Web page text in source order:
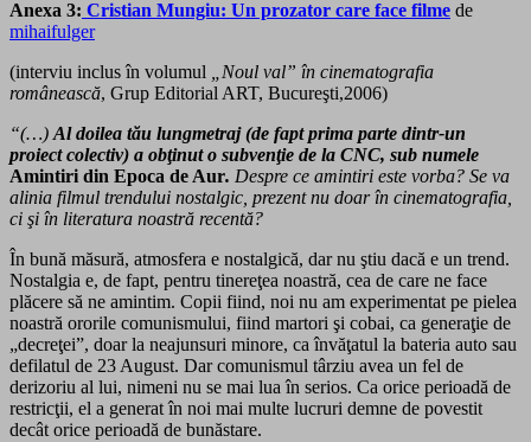
Anexa 3: Cristian Mungiu: Un prozator care face filme de
mihaifulger
(interviu inclus în volumul
„Noul val” în cinematografia
românească, Grup Editorial ART, Bucureşti,2006)
“(…) Al doilea tău lungmetraj (de fapt prima parte dintr-un
proiect colectiv) a obţinut o subvenţie de la CNC, sub numele
Amintiri din Epoca de Aur. Despre ce amintiri este vorba? Se va
alinia filmul trendului nostalgic, prezent nu doar în cinematografia,
ci şi în literatura noastră recentă?
În bună măsură, atmosfera e nostalgică, dar nu ştiu dacă e un trend.
Nostalgia e, de fapt, pentru tinereţea noastră, cea de care ne face
plăcere să ne amintim. Copii fiind, noi nu am experimentat pe pielea
noastră ororile comunismului, fiind martori şi cobai, ca generaţie de
„decreţei”, doar la neajunsuri minore, ca învăţatul la bateria auto sau
defilatul de 23 August. Dar comunismul târziu avea un fel de
derizoriu al lui, nimeni nu se mai lua în serios. Ca orice perioadă de
restricţii, el a generat în noi mai multe lucruri demne de povestit
decât orice perioadă de bunăstare.